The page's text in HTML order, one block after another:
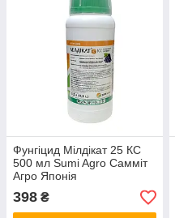
Фунгіцид Мілдікат 25 КС
500 мл Sumi Agro Самміт
Агро Японія
398 ₴